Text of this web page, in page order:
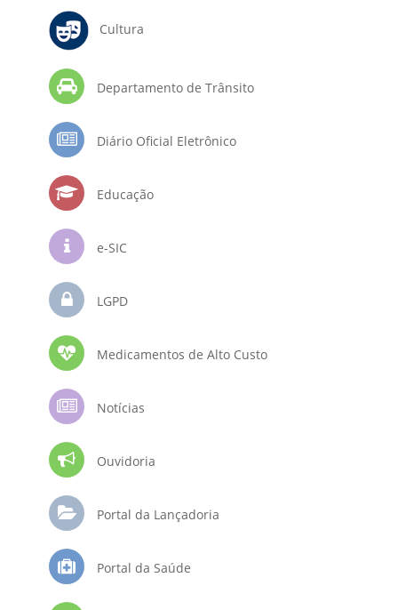
Cultura
Departamento de Trânsito
Diário Oficial Eletrônico
Educação
e-SIC
LGPD
Medicamentos de Alto Custo
Notícias
Ouvidoria
Portal da Lançadoria
Portal da Saúde